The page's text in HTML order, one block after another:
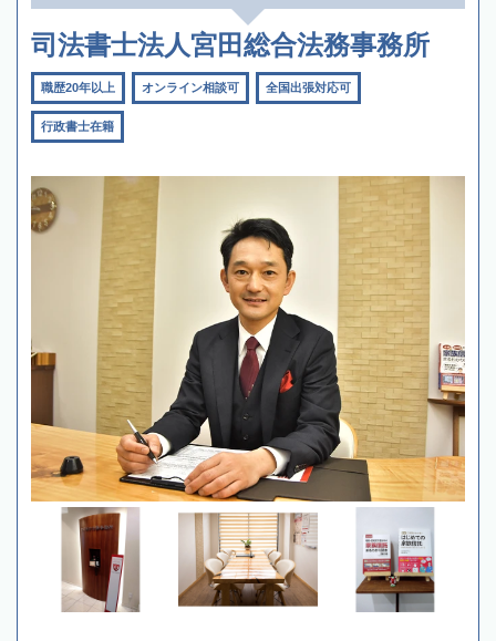
司法書士法人宮田総合法務事務所
職歴20年以上 オンライン相談可 全国出張対応可
行政書士在籍